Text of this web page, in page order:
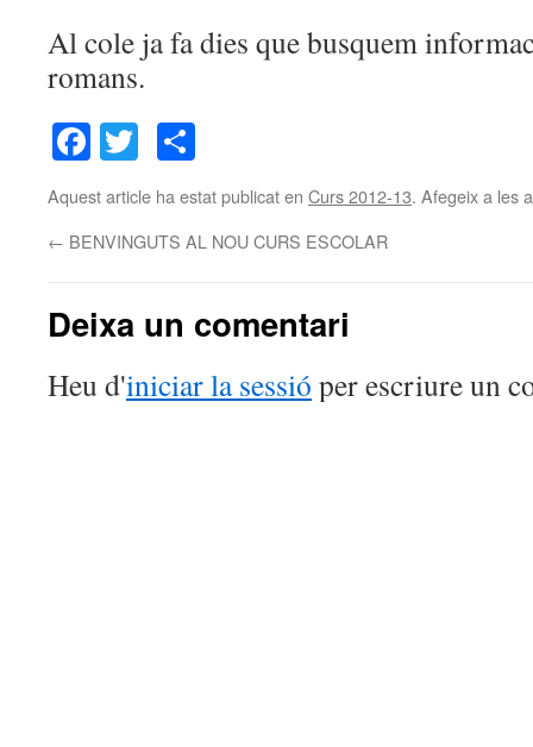
Al cole ja fa dies que busquem
romans.
Facebook
Twitter
Aquest article ha estat publicat en Curs 2012-13. Afegeix a les
← BENVINGUTS AL NOU CURS ESCOLAR
Deixa un comentari
Heu d'iniciar la sessió per escriure un